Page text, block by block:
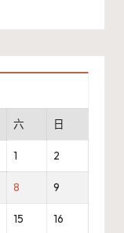
六 日
1 2
8 9
15 16